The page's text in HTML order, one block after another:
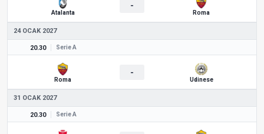
Atalanta
-
Roma
24 OCAK 2027
20.30 Serie A
Roma
-
Udinese
31 OCAK 2027
20.30 Serie A